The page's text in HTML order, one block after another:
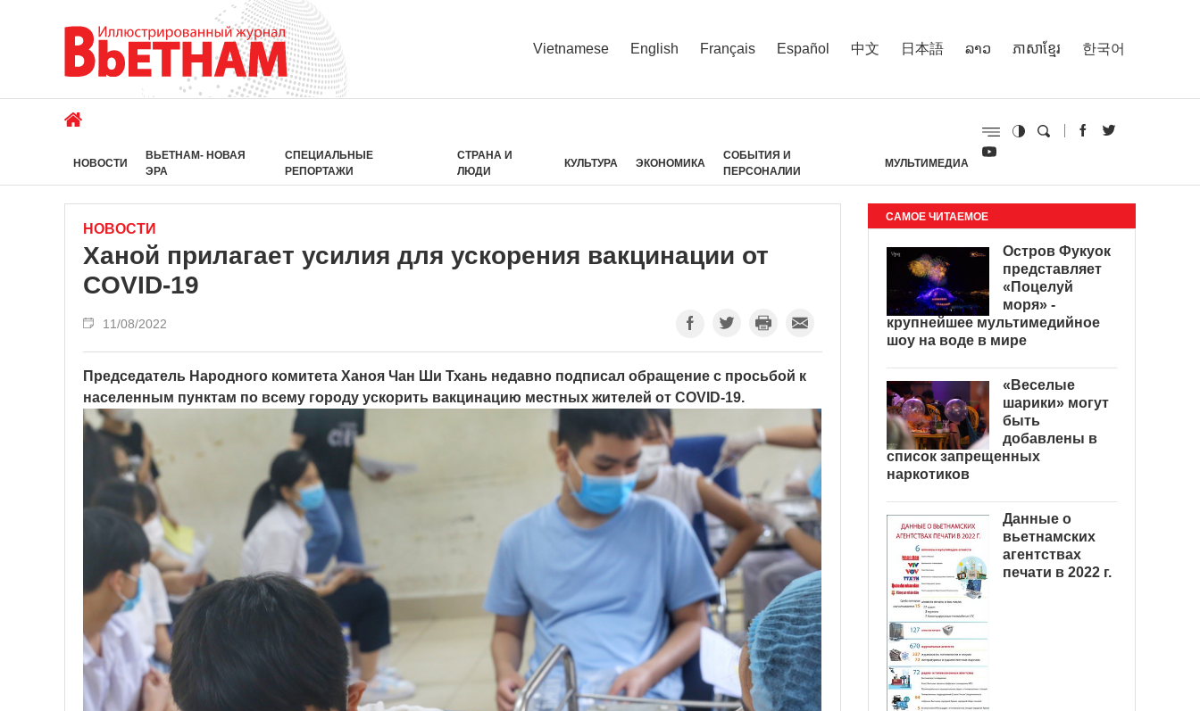
Vietnamese English Français Español 中文 日本語 ລາວ ភាសាខ្មែរ 한국어
НОВОСТИ
ВЬЕТНАМ- НОВАЯ
ЭРА
СПЕЦИАЛЬНЫЕ
РЕПОРТАЖИ
СТРАНА И
ЛЮДИ
КУЛЬТУРА ЭКОНОМИКА
СОБЫТИЯ И
ПЕРСОНАЛИИ
МУЛЬТИМЕДИА
НОВОСТИ
Ханой прилагает усилия для ускорения вакцинации от
COVID-19
11/08/2022
Председатель Народного комитета Ханоя Чан Ши Тхань недавно подписал обращение с просьбой к
населенным пунктам по всему городу ускорить вакцинацию местных жителей от COVID-19.
САМОЕ ЧИТАЕМОЕ
Остров Фукуок
представляет
«Поцелуй
моря» -
крупнейшее мультимедийное
шоу на воде в мире
«Веселые
шарики» могут
быть
добавлены в
список запрещенных
наркотиков
Данные о
вьетнамских
агентствах
печати в 2022 г.